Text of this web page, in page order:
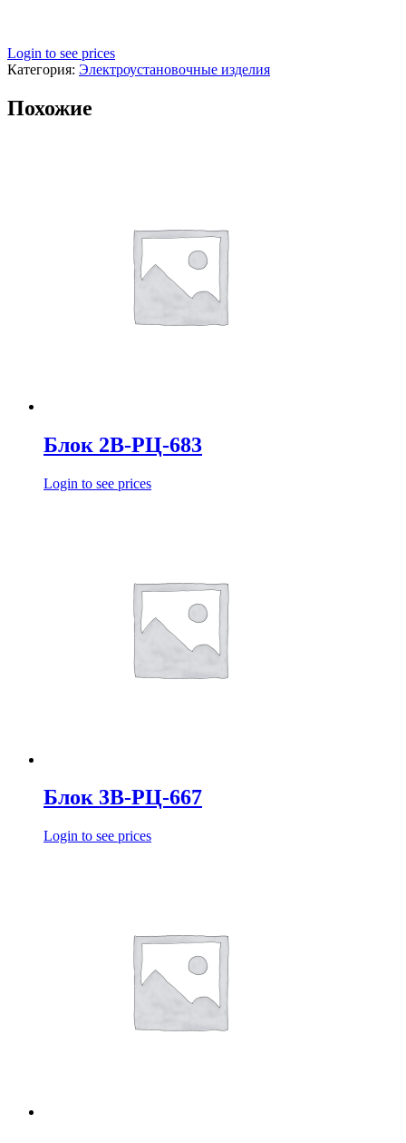
Login to see prices
Категория: Электроустановочные изделия
Похожие
Блок 2В-РЦ-683
Login to see prices
Блок 3В-РЦ-667
Login to see prices